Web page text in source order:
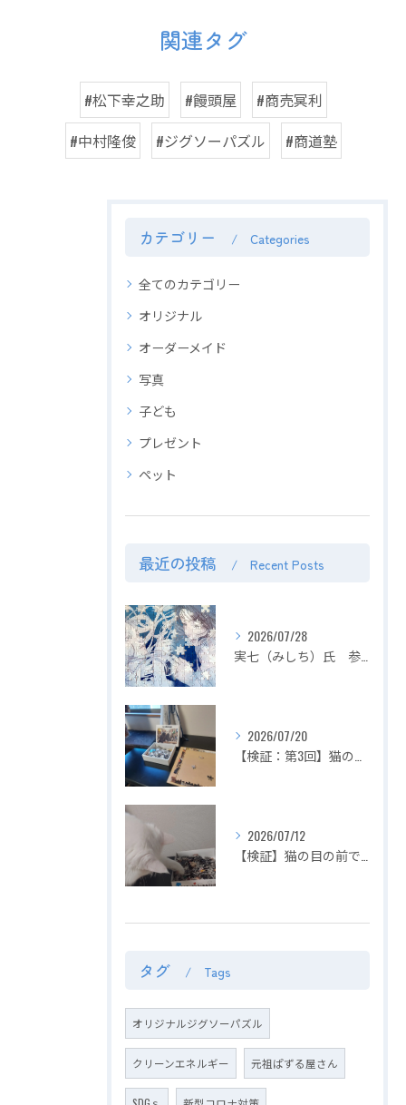
関連タグ
#松下幸之助 #饅頭屋
#商売冥利
#中村隆俊
#ジグソーパズル #商道塾
カテゴリー Categories
全てのカテゴリー
オリジナル
オーダーメイド
写真
子ども
プレゼント
ペット
最近の投稿 Recent Posts
2026/07/28
実七（みしち）氏 参加展示会の紹介【２０２６年８月１日～ ZEROTEN 2026 -Aichi】
2026/07/20
【検証：第3回】猫の目の前でジグソーパズルは完成できるのか？〜2匹揃って大暴れ！パズル崩壊の危機を救った「まさかの救世主」〜
2026/07/12
【検証】猫の目の前でジグソーパズルは完成できるのか？〜容赦ない白猫マロの介入！ピースの仕分けから外枠完成までを死守せよ〜【第2回】
タグ Tags
オリジナルジグソーパズル
クリーンエネルギー 元祖ぱずる屋さん